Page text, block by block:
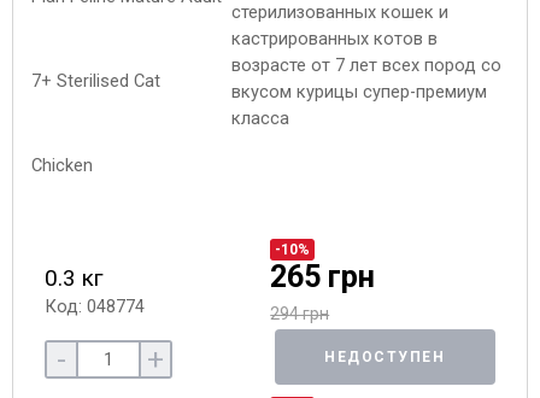
стерилизованных кошек и
кастрированных котов в
возрасте от 7 лет всех пород со
вкусом курицы супер-премиум
класса
0.3 кг
Код: 048774
-10%
265 грн
294 грн
- + НЕДОСТУПЕН